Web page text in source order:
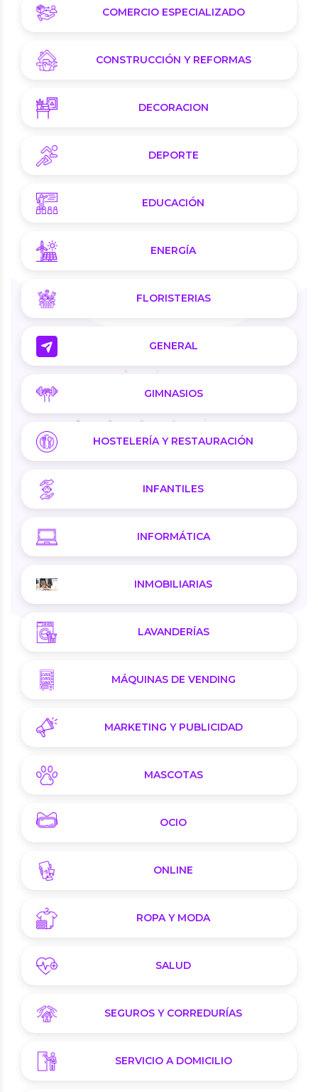
COMERCIO ESPECIALIZADO
CONSTRUCCIÓN Y REFORMAS
DECORACION
DEPORTE
EDUCACIÓN
ENERGÍA
FLORISTERIAS
GENERAL
GIMNASIOS
HOSTELERÍA Y RESTAURACIÓN
INFANTILES
INFORMÁTICA
INMOBILIARIAS
LAVANDERÍAS
MÁQUINAS DE VENDING
MARKETING Y PUBLICIDAD
MASCOTAS
OCIO
ONLINE
ROPA Y MODA
SALUD
SEGUROS Y CORREDURÍAS
SERVICIO A DOMICILIO